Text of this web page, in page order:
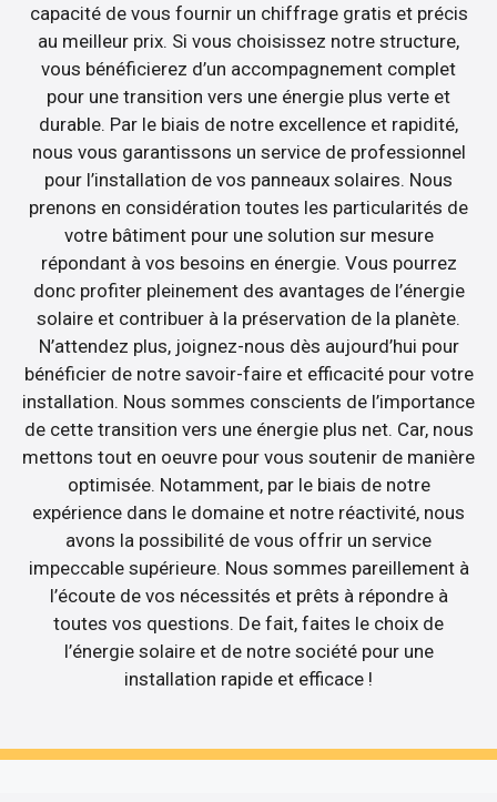
capacité de vous fournir un chiffrage gratis et précis
au meilleur prix. Si vous choisissez notre structure,
vous bénéficierez d’un accompagnement complet
pour une transition vers une énergie plus verte et
durable. Par le biais de notre excellence et rapidité,
nous vous garantissons un service de professionnel
pour l’installation de vos panneaux solaires. Nous
prenons en considération toutes les particularités de
votre bâtiment pour une solution sur mesure
répondant à vos besoins en énergie. Vous pourrez
donc profiter pleinement des avantages de l’énergie
solaire et contribuer à la préservation de la planète.
N’attendez plus, joignez-nous dès aujourd’hui pour
bénéficier de notre savoir-faire et efficacité pour votre
installation. Nous sommes conscients de l’importance
de cette transition vers une énergie plus net. Car, nous
mettons tout en oeuvre pour vous soutenir de manière
optimisée. Notamment, par le biais de notre
expérience dans le domaine et notre réactivité, nous
avons la possibilité de vous offrir un service
impeccable supérieure. Nous sommes pareillement à
l’écoute de vos nécessités et prêts à répondre à
toutes vos questions. De fait, faites le choix de
l’énergie solaire et de notre société pour une
installation rapide et efficace !